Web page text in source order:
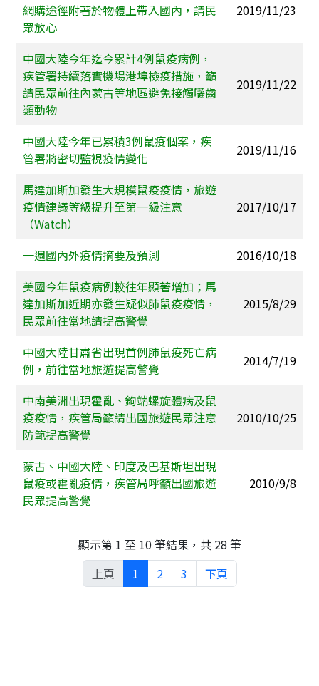
網購途徑附著於物體上帶入國內，請民
眾放心
2019/11/23
中國大陸今年迄今累計4例鼠疫病例，
疾管署持續落實機場港埠檢疫措施，籲
請民眾前往內蒙古等地區避免接觸囓齒
類動物
2019/11/22
中國大陸今年已累積3例鼠疫個案，疾
管署將密切監視疫情變化
2019/11/16
馬達加斯加發生大規模鼠疫疫情，旅遊
疫情建議等級提升至第一級注意
（Watch）
2017/10/17
一週國內外疫情摘要及預測
2016/10/18
美國今年鼠疫病例較往年顯著增加；馬
達加斯加近期亦發生疑似肺鼠疫疫情，
民眾前往當地請提高警覺
2015/8/29
中國大陸甘肅省出現首例肺鼠疫死亡病
例，前往當地旅遊提高警覺
2014/7/19
中南美洲出現霍亂、鉤端螺旋體病及鼠
疫疫情，疾管局籲請出國旅遊民眾注意
防範提高警覺
2010/10/25
蒙古、中國大陸、印度及巴基斯坦出現
鼠疫或霍亂疫情，疾管局呼籲出國旅遊
民眾提高警覺
2010/9/8
顯示第 1 至 10 筆結果，共 28 筆
上頁
1 2 3 下頁